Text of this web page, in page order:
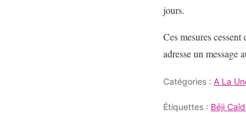
jours.
Ces mesures
adresse un message
Catégories : A La
Étiquettes : Béji